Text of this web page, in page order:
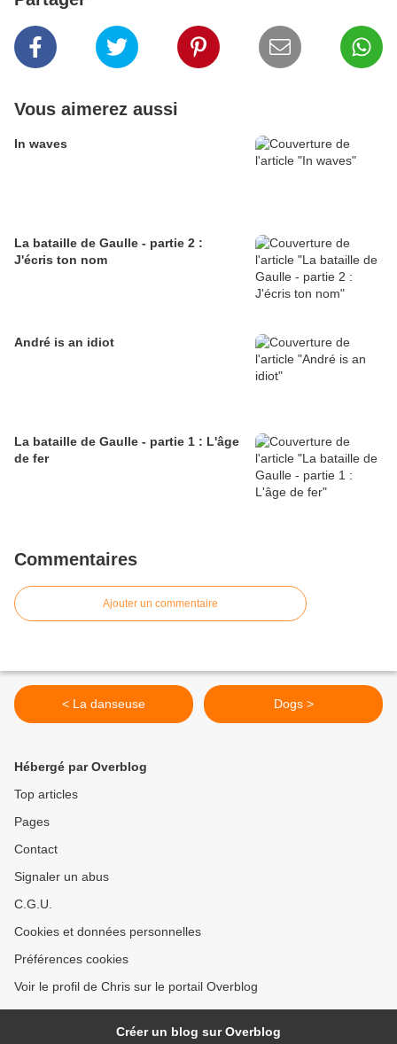
Vous aimerez aussi
In waves
La bataille de Gaulle - partie 2 :
J'écris ton nom
André is an idiot
La bataille de Gaulle - partie 1 : L'âge
de fer
Commentaires
Ajouter un commentaire
< La danseuse Dogs >
Hébergé par Overblog
Top articles
Pages
Contact
Signaler un abus
C.G.U.
Cookies et données personnelles
Préférences cookies
Voir le profil de Chris sur le portail Overblog
Créer un blog sur Overblog